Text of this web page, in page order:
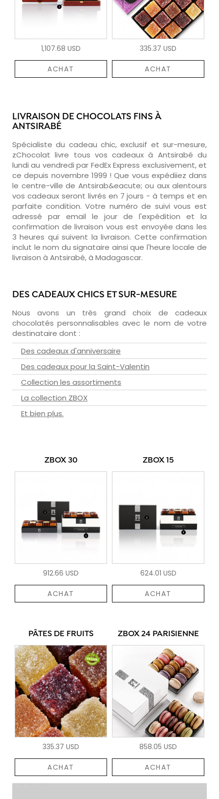
1,107.68 USD
ACHAT
335.37 USD
ACHAT
LIVRAISON DE CHOCOLATS FINS À
ANTSIRABÉ
Spécialiste du cadeau chic, exclusif et sur-mesure,
zChocolat livre tous vos cadeaux à Antsirabé du
lundi au vendredi par FedEx Express exclusivement, et
ce depuis novembre 1999 ! Que vous expédiiez dans
le centre-ville de Antsirab&eacute; ou aux alentours
vos cadeaux seront livrés en 7 jours - à temps et en
parfaite condition. Votre numéro de suivi vous est
adressé par email le jour de l'expédition et la
confirmation de livraison vous est envoyée dans les
3 heures qui suivent la livraison. Cette confirmation
inclut le nom du signataire ainsi que l'heure locale de
livraison à Antsirabé, à Madagascar.
DES CADEAUX CHICS ET SUR-MESURE
Nous avons un très grand choix de cadeaux
chocolatés personnalisables avec le nom de votre
destinataire dont :
Des cadeaux d'anniversaire
Des cadeaux pour la Saint-Valentin
Collection les assortiments
La collection ZBOX
Et bien plus.
ZBOX 30
912.66 USD
ACHAT
ZBOX 15
624.01 USD
ACHAT
PÂTES DE FRUITS
335.37 USD
ACHAT
ZBOX 24 PARISIENNE
858.05 USD
ACHAT